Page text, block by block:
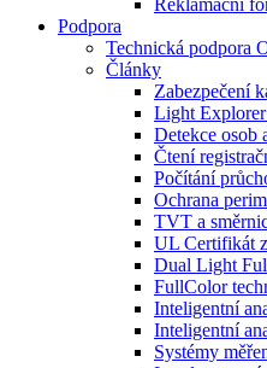
Reklamační
Podpora
Technická podpora
Články
Zabezpečení
Light
Detekce osob
Čtení
Počítání
Ochrana
TVT a
UL Certifikát
Dual Light
FullColor
Inteligentní
Inteligentní
Systémy